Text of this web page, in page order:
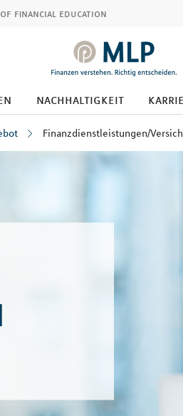
financial education
nachhaltigkeit
Finanzdienstleistungen/